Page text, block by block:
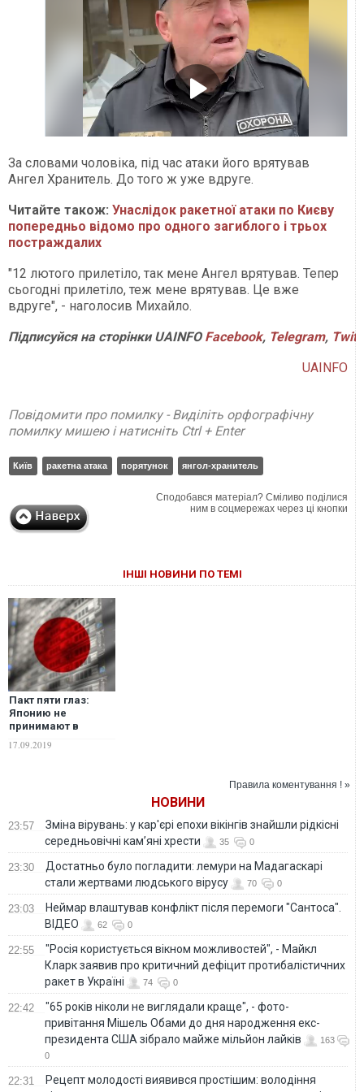
За словами чоловіка, під час атаки його врятував
Ангел Хранитель. До того ж уже вдруге.
Читайте також: Унаслідок ракетної атаки по Києву
попередньо відомо про одного загиблого і трьох
постраждалих
"12 лютого прилетіло, так мене Ангел врятував. Тепер
сьогодні прилетіло, теж мене врятував. Це вже
вдруге", - наголосив Михайло.
Підписуйся на сторінки UAINFO Facebook, Telegram,
UAINFO
Повідомити про помилку - Виділіть орфографічну
помилку мишею і натисніть Ctrl + Enter
Київ ракетна атака порятунок янгол-хранитель
Сподобався матеріал? Сміливо поділися
ним в соцмережах через ці кнопки
ІНШІ НОВИНИ ПО ТЕМІ
Пакт пяти глаз:
Японию не
принимают в
англоязычных
17.09.2019
Правила коментування ! »
НОВИНИ
23:57
Зміна вірувань: у кар'єрі епохи вікінгів знайшли рідкісні
середньовічні кам’яні хрести
35 0
23:30
Достатньо було погладити: лемури на Мадагаскарі
стали жертвами людського вірусу
70 0
23:03
Неймар влаштував конфлікт після перемоги "Сантоса".
ВІДЕО
62 0
22:55
"Росія користується вікном можливостей", - Майкл
Кларк заявив про критичний дефіцит протибалістичних
ракет в Україні
74 0
22:42
"65 років ніколи не виглядали краще", - фото-
привітання Мішель Обами до дня народження екс-
президента США зібрало майже мільйон лайків
163
0
22:31
Рецепт молодості виявився простішим: володіння